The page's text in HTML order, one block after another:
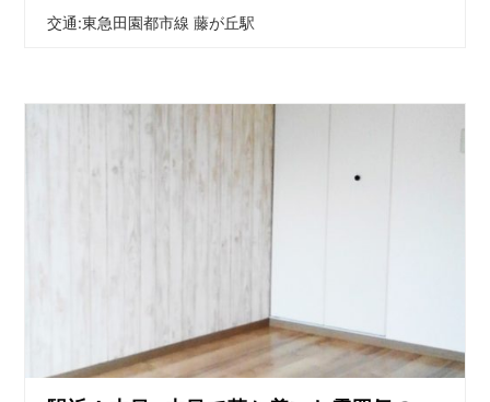
交通:東急田園都市線 藤が丘駅